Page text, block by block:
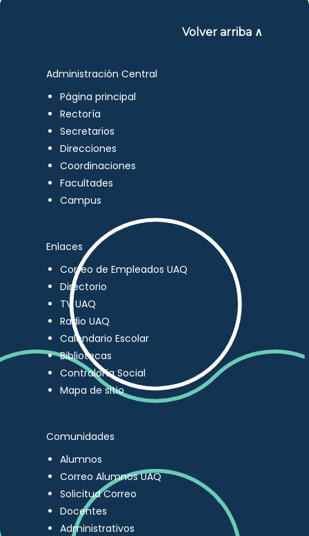
Volver arriba ∧
Administración Central
Página principal
Rectoría
Secretarios
Direcciones
Coordinaciones
Facultades
Campus
Enlaces
Correo de Empleados UAQ
Directorio
TV UAQ
Radio UAQ
Calendario Escolar
Bibliotecas
Contraloría Social
Mapa de sitio
Comunidades
Alumnos
Correo Alumnos UAQ
Solicitud Correo
Docentes
Administrativos